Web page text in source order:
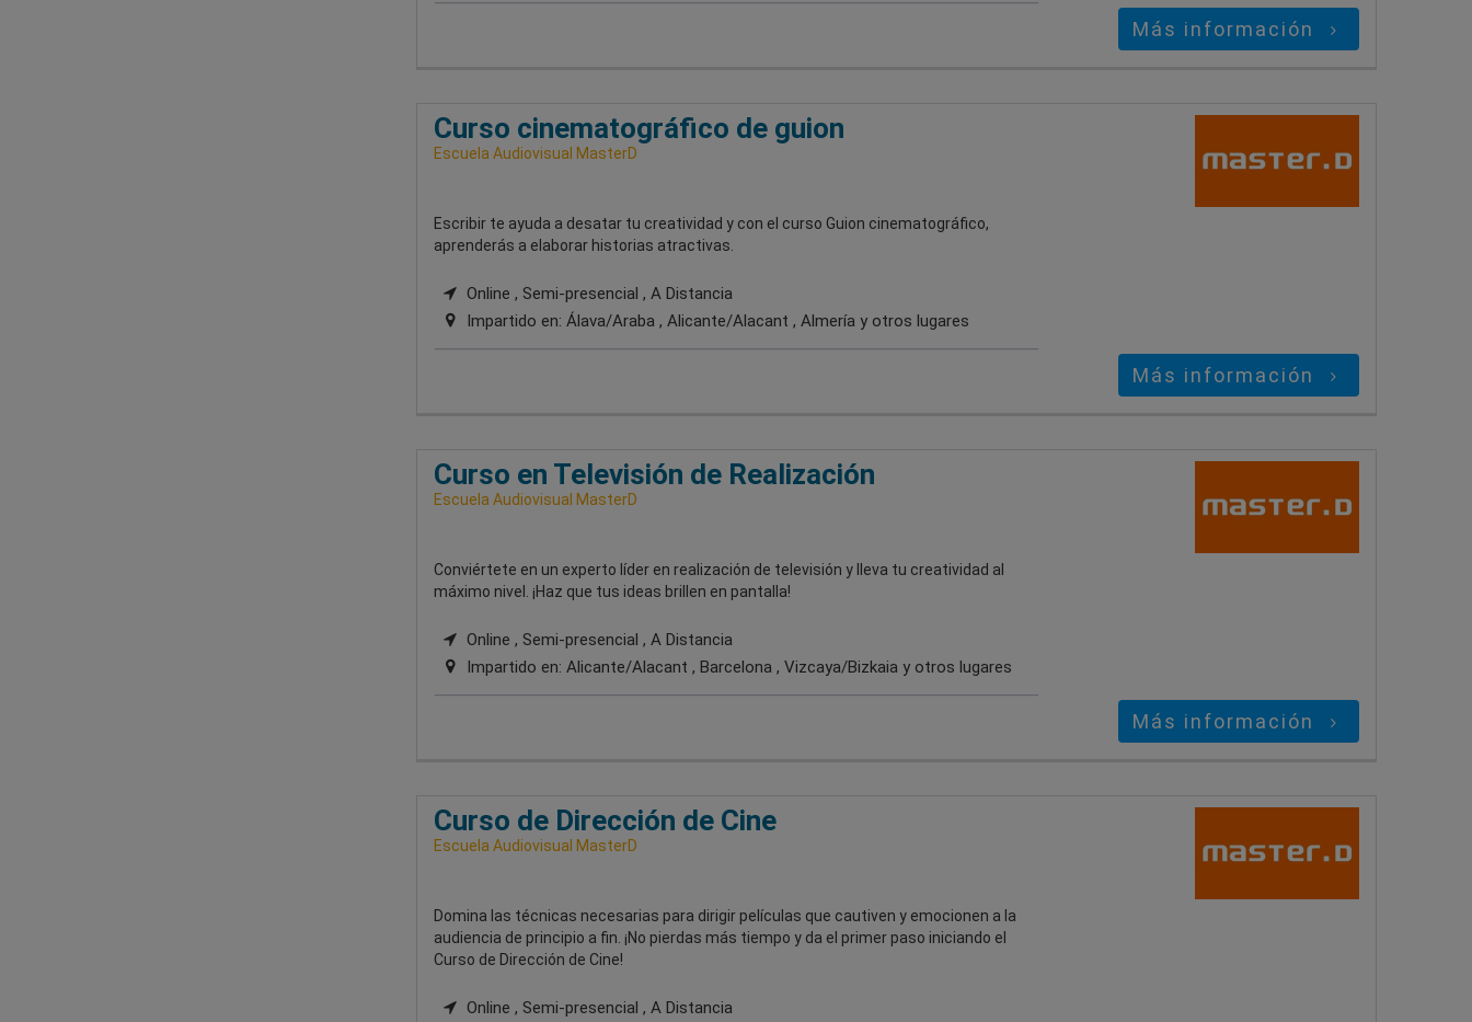
Más información
Curso cinematográfico de guion
Escuela Audiovisual MasterD
Escribir te ayuda a desatar tu creatividad y con el curso Guion cinematográfico,
aprenderás a elaborar historias atractivas.
Online , Semi-presencial , A Distancia
Impartido en: Álava/Araba , Alicante/Alacant , Almería y otros lugares
Más información
Curso en Televisión de Realización
Escuela Audiovisual MasterD
Conviértete en un experto líder en realización de televisión y lleva tu creatividad al
máximo nivel. ¡Haz que tus ideas brillen en pantalla!
Online , Semi-presencial , A Distancia
Impartido en: Alicante/Alacant , Barcelona , Vizcaya/Bizkaia y otros lugares
Más información
Curso de Dirección de Cine
Escuela Audiovisual MasterD
Domina las técnicas necesarias para dirigir películas que cautiven y emocionen a la
audiencia de principio a fin. ¡No pierdas más tiempo y da el primer paso iniciando el
Curso de Dirección de Cine!
Online , Semi-presencial , A Distancia